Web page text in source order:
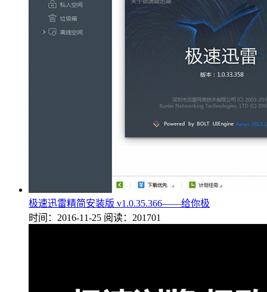
极速迅雷精简安装版 v1.0.35.366——给你极
时间：2016-11-25 阅读：201701